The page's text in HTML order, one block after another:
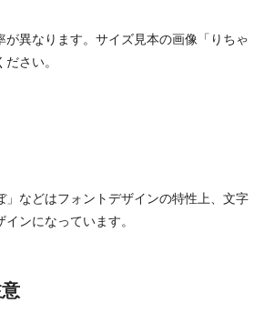
異なります。サイズ見本の画像「りちゃ
さい。
」などはフォントデザインの特性上、文字
ンになっています。